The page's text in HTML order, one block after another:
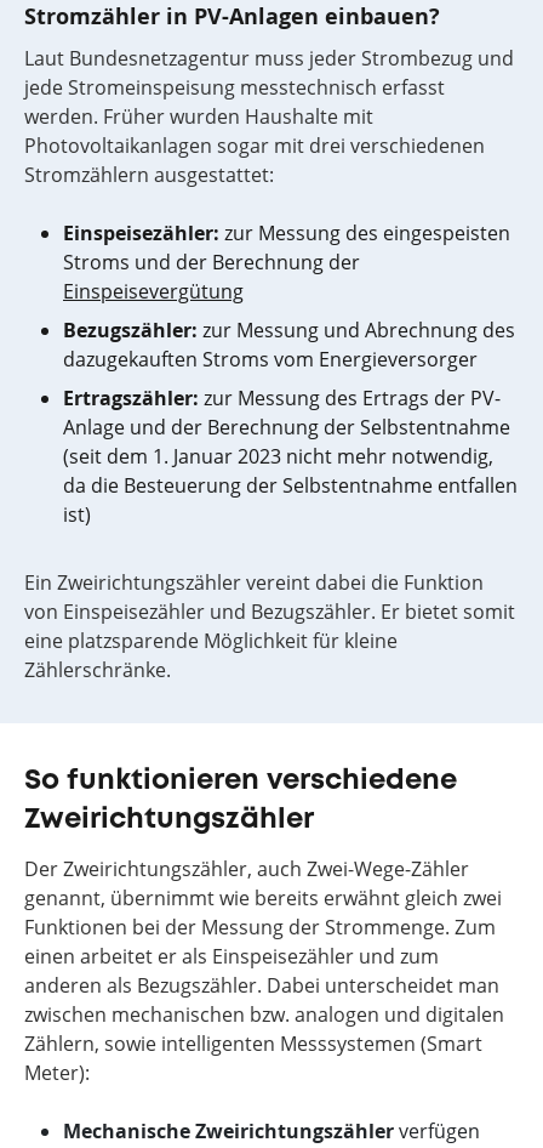
Stromzähler in PV-Anlagen einbauen?
Laut Bundesnetzagentur muss jeder Strombezug und
jede Stromeinspeisung messtechnisch erfasst
werden. Früher wurden Haushalte mit
Photovoltaikanlagen sogar mit drei verschiedenen
Stromzählern ausgestattet:
Einspeisezähler: zur Messung des eingespeisten
Stroms und der Berechnung der
Einspeisevergütung
Bezugszähler: zur Messung und Abrechnung des
dazugekauften Stroms vom Energieversorger
Ertragszähler: zur Messung des Ertrags der PV-
Anlage und der Berechnung der Selbstentnahme
(seit dem 1. Januar 2023 nicht mehr notwendig,
da die Besteuerung der Selbstentnahme entfallen
ist)
Ein Zweirichtungszähler vereint dabei die Funktion
von Einspeisezähler und Bezugszähler. Er bietet somit
eine platzsparende Möglichkeit für kleine
Zählerschränke.
So funktionieren verschiedene
Zweirichtungszähler
Der Zweirichtungszähler, auch Zwei-Wege-Zähler
genannt, übernimmt wie bereits erwähnt gleich zwei
Funktionen bei der Messung der Strommenge. Zum
einen arbeitet er als Einspeisezähler und zum
anderen als Bezugszähler. Dabei unterscheidet man
zwischen mechanischen bzw. analogen und digitalen
Zählern, sowie intelligenten Messsystemen (Smart
Meter):
Mechanische Zweirichtungszählerverfügen